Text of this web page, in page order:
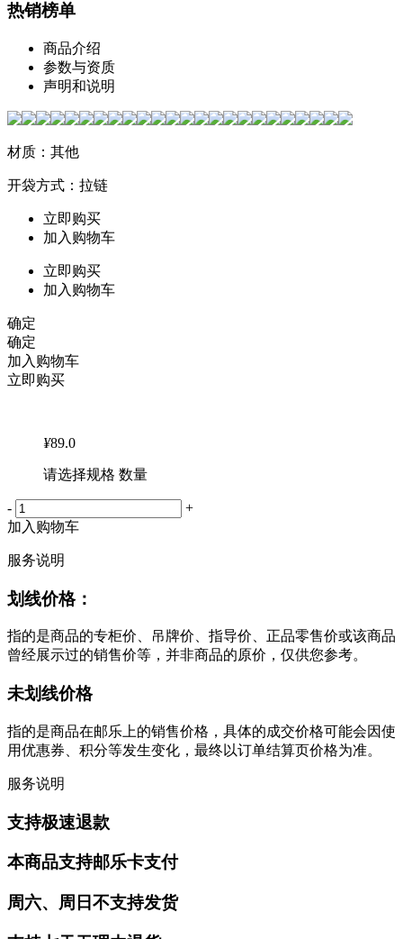
热销榜单
商品介绍
参数与资质
声明和说明
材质：其他
开袋方式：拉链
立即购买
加入购物车
立即购买
加入购物车
确定
确定
加入购物车
立即购买
¥89.0
请选择规格 数量
-
+
加入购物车
服务说明
划线价格：
指的是商品的专柜价、吊牌价、指导价、正品零售价或该商品
曾经展示过的销售价等，并非商品的原价，仅供您参考。
未划线价格
指的是商品在邮乐上的销售价格，具体的成交价格可能会因使
用优惠券、积分等发生变化，最终以订单结算页价格为准。
服务说明
支持极速退款
本商品支持邮乐卡支付
周六、周日不支持发货